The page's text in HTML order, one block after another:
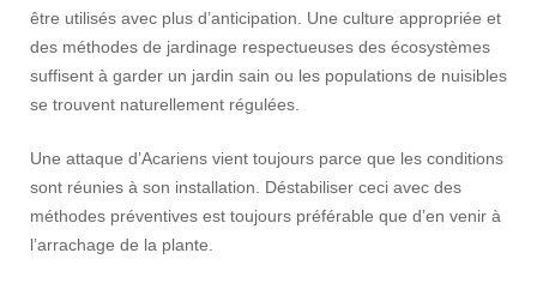
être utilisés avec plus d’anticipation. Une culture appropriée et
des méthodes de jardinage respectueuses des écosystèmes
suffisent à garder un jardin sain ou les populations de nuisibles
se trouvent naturellement régulées.
Une attaque d’Acariens vient toujours parce que les conditions
sont réunies à son installation. Déstabiliser ceci avec des
méthodes préventives est toujours préférable que d’en venir à
l’arrachage de la plante.